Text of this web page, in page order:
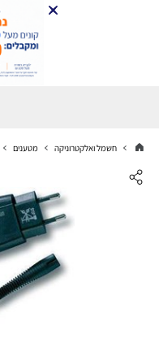
חשמל ואלקטרוניקה מטענים